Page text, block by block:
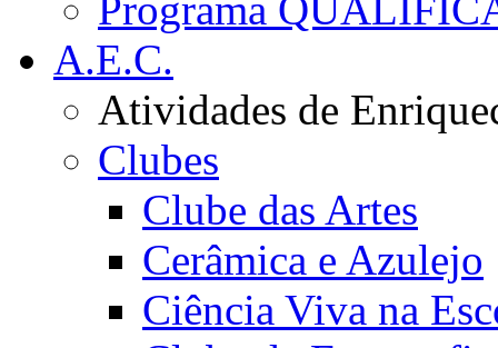
Programa
A.E.C.
Atividades de
Clubes
Clube das Artes
Cerâmica e Azulejo
Ciência Viva na